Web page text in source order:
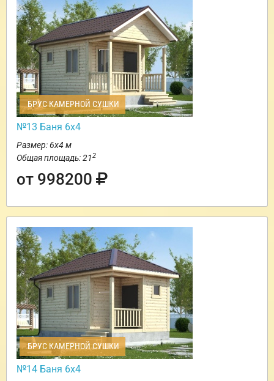
БРУС КАМЕРНОЙ СУШКИ
№13 Баня 6х4
Размер: 6х4 м
Общая площадь: 212
от 998200
БРУС КАМЕРНОЙ СУШКИ
№14 Баня 6х4